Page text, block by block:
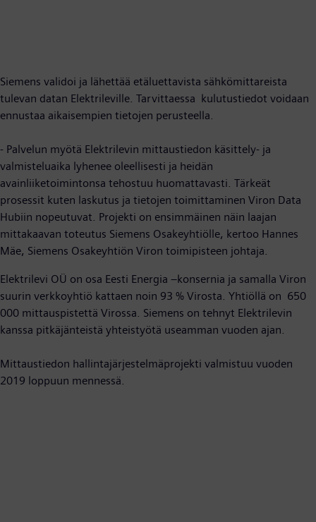
Siemens validoi ja lähettää etäluettavista sähkömittareista
tulevan datan Elektrileville. Tarvittaessa kulutustiedot voidaan
ennustaa aikaisempien tietojen perusteella.
- Palvelun myötä Elektrilevin mittaustiedon käsittely- ja
valmisteluaika lyhenee oleellisesti ja heidän
avainliiketoimintonsa tehostuu huomattavasti. Tärkeät
prosessit kuten laskutus ja tietojen toimittaminen Viron Data
Hubiin nopeutuvat. Projekti on ensimmäinen näin laajan
mittakaavan toteutus Siemens Osakeyhtiölle, kertoo Hannes
Mäe, Siemens Osakeyhtiön Viron toimipisteen johtaja.
Elektrilevi OÜ on osa Eesti Energia –konsernia ja samalla Viron
suurin verkkoyhtiö kattaen noin 93 % Virosta. Yhtiöllä on 650
000 mittauspistettä Virossa. Siemens on tehnyt Elektrilevin
kanssa pitkäjänteistä yhteistyötä useamman vuoden ajan.
Mittaustiedon hallintajärjestelmäprojekti valmistuu vuoden
2019 loppuun mennessä.